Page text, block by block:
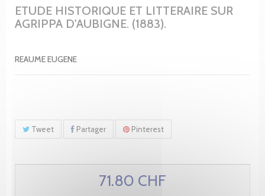
ETUDE HISTORIQUE ET LITTERAIRE SUR
AGRIPPA D'AUBIGNE. (1883).
REAUME EUGENE
Tweet Partager Pinterest
71.80 CHF